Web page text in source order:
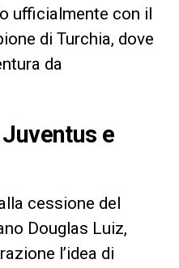
ufficialmente con il
di Turchia, dove
da
e
cessione del
Douglas Luiz,
l’idea di